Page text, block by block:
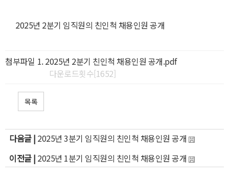
2025년 2분기 임직원의 친인척 채용인원 공개
첨부파일
2025년 2분기 친인척 채용인원 공개.pdf
다운로드횟수[1652]
목록
다음글 | 2025년 3분기 임직원의 친인척 채용인원 공개
이전글 | 2025년 1분기 임직원의 친인척 채용인원 공개